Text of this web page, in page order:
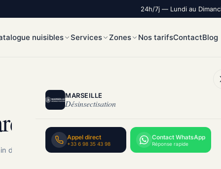
24h/7j — Lundi au
nuisibles Services Zones Nos tarifsContactBlog
MARSEILLE
Désinsectisation
Appel direct
+33 6 98 35 43 98
Contact WhatsApp
Réponse rapide
à Marseille
de lecture